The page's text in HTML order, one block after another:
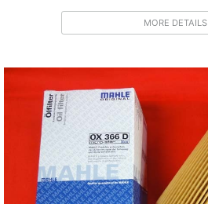
MORE DETAILS